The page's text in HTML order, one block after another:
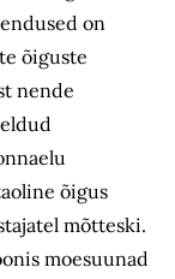
on
õiguste
nende
õigus
mõtteski.
moesuunad